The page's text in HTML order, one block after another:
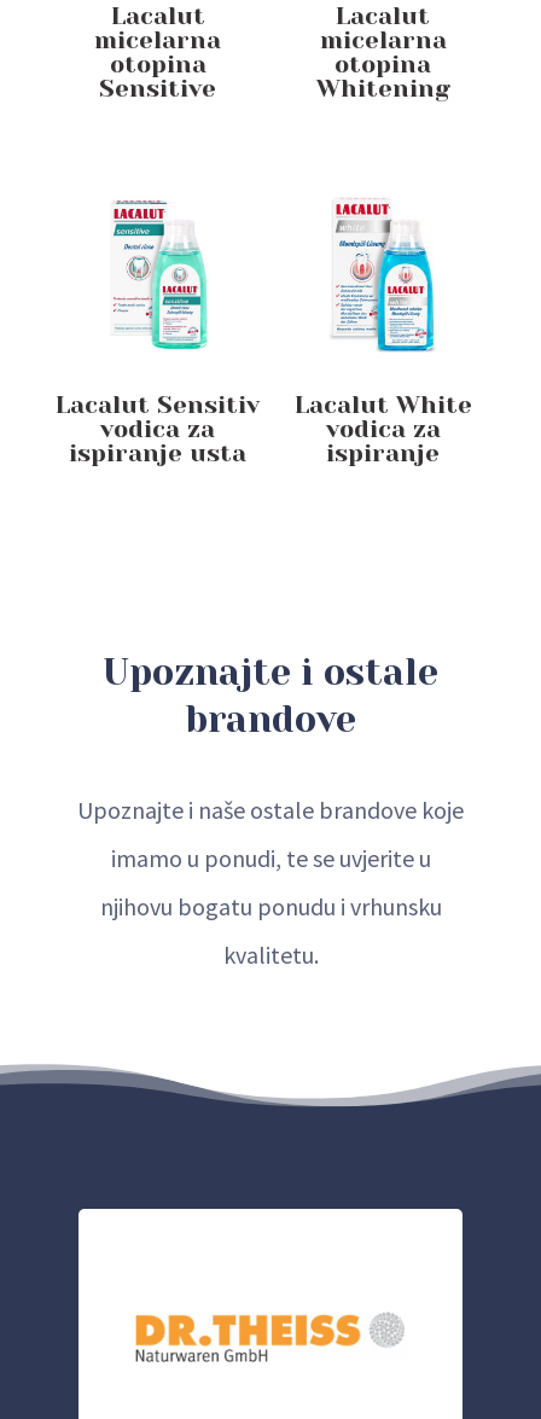
Lacalut
micelarna
otopina
Sensitive
Lacalut
micelarna
otopina
Whitening
Lacalut Sensitiv
vodica za
ispiranje usta
Lacalut White
vodica za
ispiranje
Upoznajte i ostale
brandove
Upoznajte i naše ostale brandove koje
imamo u ponudi, te se uvjerite u
njihovu bogatu ponudu i vrhunsku
kvalitetu.